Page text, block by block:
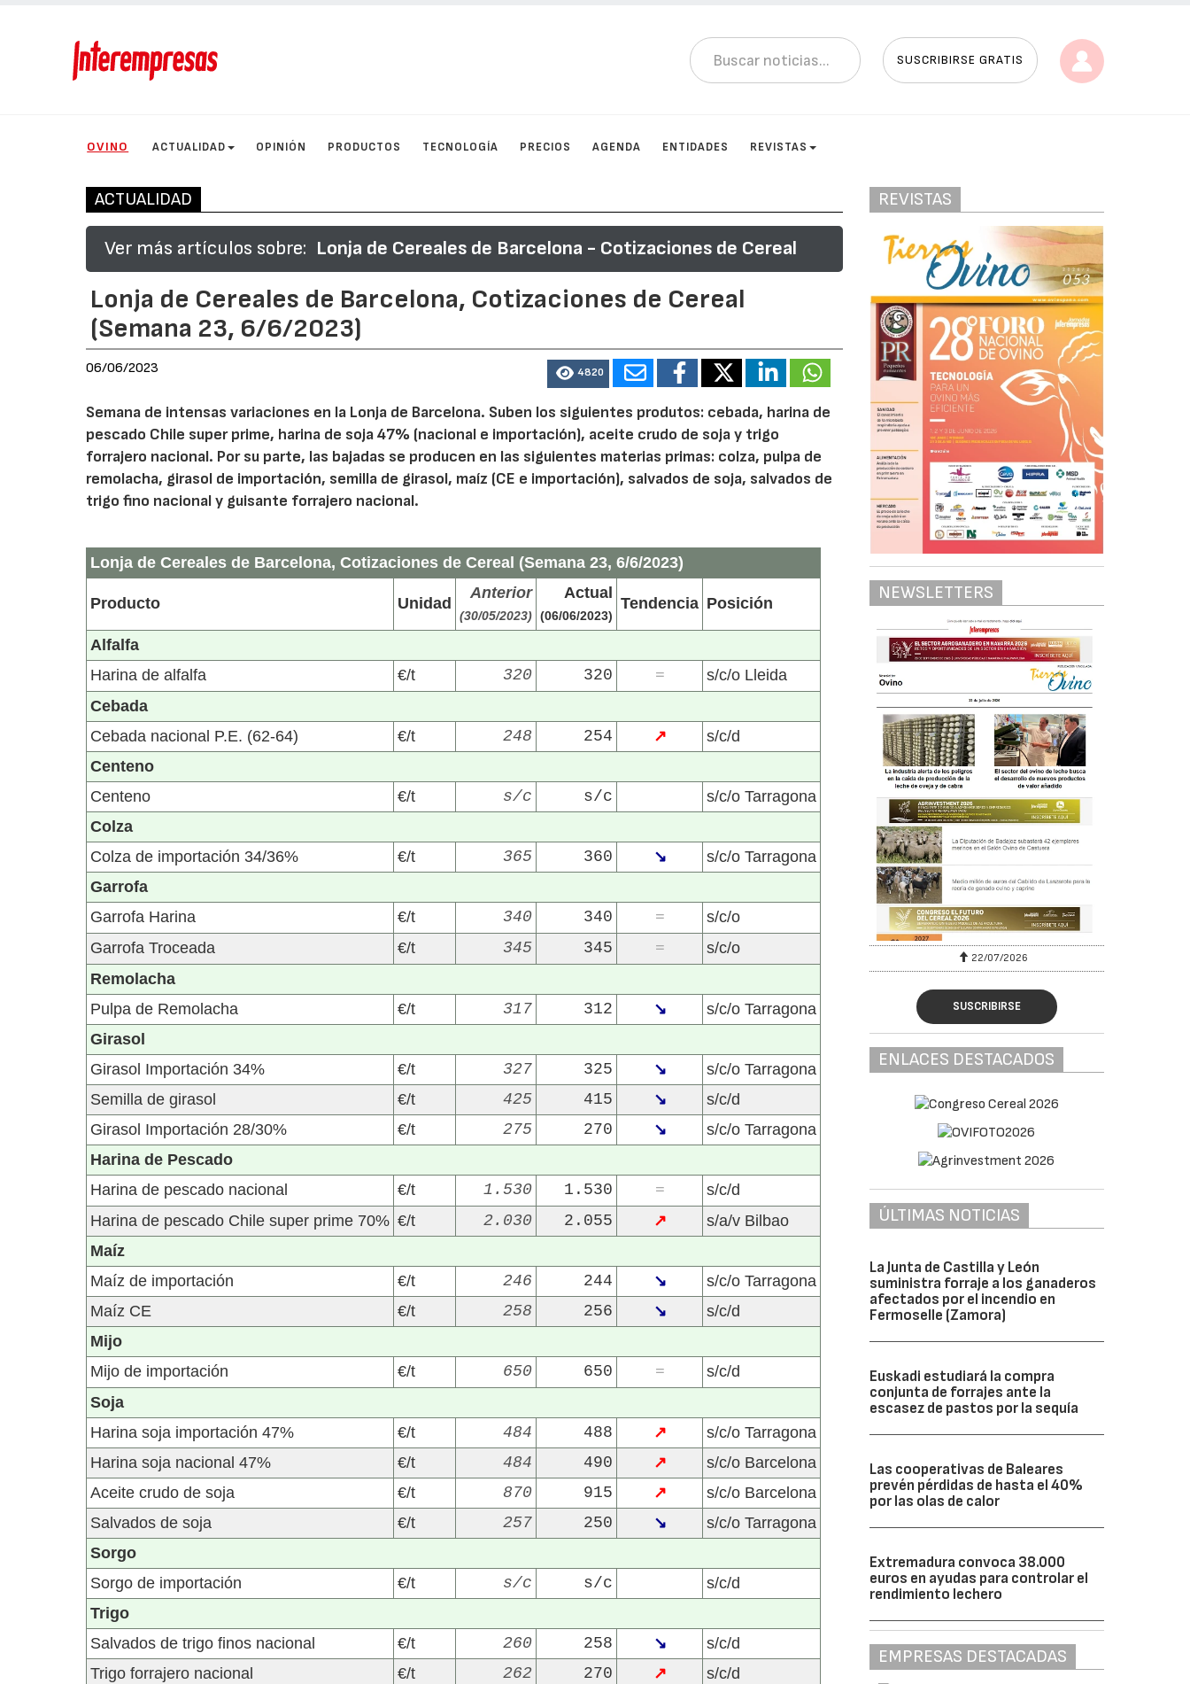
SUSCRIBIRSE GRATIS
OVINO ACTUALIDAD OPINIÓN PRODUCTOS TECNOLOGÍA PRECIOS AGENDA ENTIDADES REVISTAS
ACTUALIDAD
Ver más artículos sobre: Lonja de Cereales de Barcelona - Cotizaciones de Cereal
Lonja de Cereales de Barcelona, Cotizaciones de Cereal
(Semana 23, 6/6/2023)
06/06/2023 4820
Semana de intensas variaciones en la Lonja de Barcelona. Suben los siguientes produtos: cebada, harina de
pescado Chile super prime, harina de soja 47% (nacional e importación), aceite crudo de soja y trigo
forrajero nacional. Por su parte, las bajadas se producen en las siguientes materias primas: colza, pulpa de
remolacha, girasol de importación, semilla de girasol, maíz (CE e importación), salvados de soja, salvados de
trigo fino nacional y guisante forrajero nacional.
Lonja de Cereales de Barcelona, Cotizaciones de Cereal (Semana 23, 6/6/2023)
Producto Unidad
Anterior
(30/05/2023)
Actual
(06/06/2023)
Tendencia Posición
Alfalfa
Harina de alfalfa
€/t 320 320 =
s/c/o Lleida
Cebada
Cebada nacional P.E. (62-64)
€/t 248 254 ↗
s/c/d
Centeno
Centeno
€/t s/c s/c
s/c/o Tarragona
Colza
Colza de importación 34/36%
€/t 365 360 ↘
s/c/o Tarragona
Garrofa
Garrofa Harina
€/t 340 340 =
s/c/o
Garrofa Troceada
€/t 345 345 =
s/c/o
Remolacha
Pulpa de Remolacha
€/t 317 312 ↘
s/c/o Tarragona
Girasol
Girasol Importación 34%
€/t 327 325 ↘
s/c/o Tarragona
Semilla de girasol
€/t 425 415 ↘
s/c/d
Girasol Importación 28/30%
€/t 275 270 ↘
s/c/o Tarragona
Harina de Pescado
Harina de pescado nacional
€/t 1.530 1.530 =
s/c/d
Harina de pescado Chile super prime 70% €/t 2.030 2.055 ↗
s/a/v Bilbao
Maíz
Maíz de importación
€/t 246 244 ↘
s/c/o Tarragona
Maíz CE
€/t 258 256 ↘
s/c/d
Mijo
Mijo de importación
€/t 650 650 =
s/c/d
Soja
Harina soja importación 47%
€/t 484 488 ↗
s/c/o Tarragona
Harina soja nacional 47%
€/t 484 490 ↗
s/c/o Barcelona
Aceite crudo de soja
€/t 870 915 ↗
s/c/o Barcelona
Salvados de soja
€/t 257 250 ↘
s/c/o Tarragona
Sorgo
Sorgo de importación
€/t s/c s/c
s/c/d
Trigo
Salvados de trigo finos nacional
€/t 260 258 ↘
s/c/d
Trigo forrajero nacional
€/t 262 270 ↗
s/c/d
REVISTAS
NEWSLETTERS
22/07/2026
SUSCRIBIRSE
ENLACES DESTACADOS
ÚLTIMAS NOTICIAS
La Junta de Castilla y León
suministra forraje a los ganaderos
afectados por el incendio en
Fermoselle (Zamora)
Euskadi estudiará la compra
conjunta de forrajes ante la
escasez de pastos por la sequía
Las cooperativas de Baleares
prevén pérdidas de hasta el 40%
por las olas de calor
Extremadura convoca 38.000
euros en ayudas para controlar el
rendimiento lechero
EMPRESAS DESTACADAS